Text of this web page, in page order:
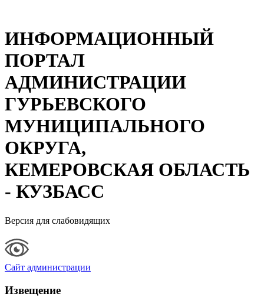
ИНФОРМАЦИОННЫЙ
ПОРТАЛ
АДМИНИСТРАЦИИ
ГУРЬЕВСКОГО
МУНИЦИПАЛЬНОГО
ОКРУГА,
КЕМЕРОВСКАЯ ОБЛАСТЬ
- КУЗБАСС
Версия для слабовидящих
Сайт администрации
Извещение